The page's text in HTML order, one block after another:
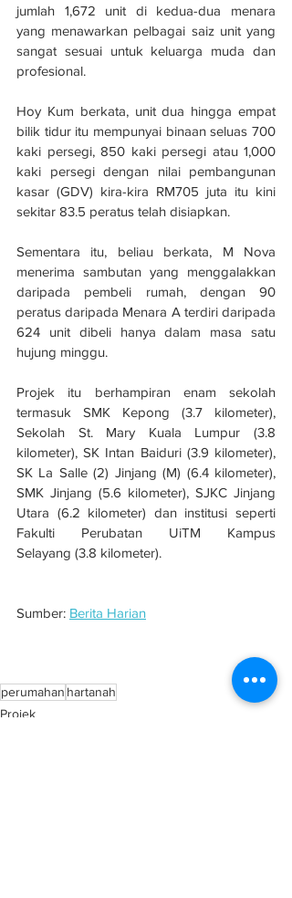
jumlah 1,672 unit di kedua-dua menara
yang menawarkan pelbagai saiz unit yang
sangat sesuai untuk keluarga muda dan
profesional.
Hoy Kum berkata, unit dua hingga empat
bilik tidur itu mempunyai binaan seluas 700
kaki persegi, 850 kaki persegi atau 1,000
kaki persegi dengan nilai pembangunan
kasar (GDV) kira-kira RM705 juta itu kini
sekitar 83.5 peratus telah disiapkan.
Sementara itu, beliau berkata, M Nova
menerima sambutan yang menggalakkan
daripada pembeli rumah, dengan 90
peratus daripada Menara A terdiri daripada
624 unit dibeli hanya dalam masa satu
hujung minggu.
Projek itu berhampiran enam sekolah
termasuk SMK Kepong (3.7 kilometer),
Sekolah St. Mary Kuala Lumpur (3.8
kilometer), SK Intan Baiduri (3.9 kilometer),
SK La Salle (2) Jinjang (M) (6.4 kilometer),
SMK Jinjang (5.6 kilometer), SJKC Jinjang
Utara (6.2 kilometer) dan institusi seperti
Fakulti Perubatan UiTM Kampus
Selayang (3.8 kilometer).
Sumber: Berita Harian
perumahan hartanah
Projek